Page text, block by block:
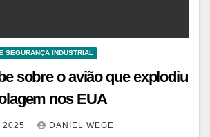
SEGURANÇA INDUSTRIAL
sobre o avião que explodiu
nos EUA
2025 DANIEL WEGE